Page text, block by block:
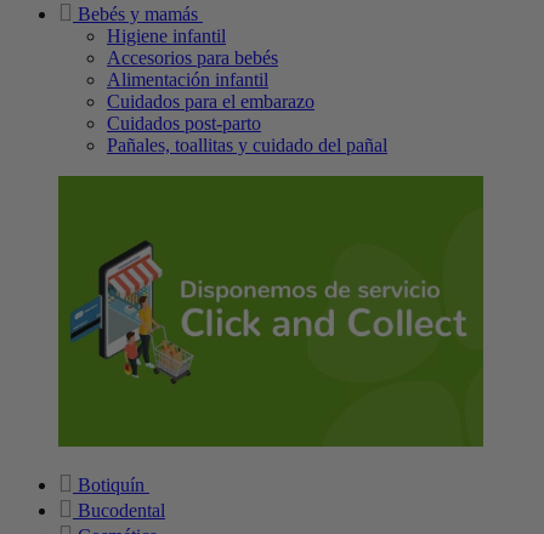
Bebés y mamás
Higiene infantil
Accesorios para bebés
Alimentación infantil
Cuidados para el embarazo
Cuidados post-parto
Pañales, toallitas y cuidado del pañal
Botiquín
Bucodental